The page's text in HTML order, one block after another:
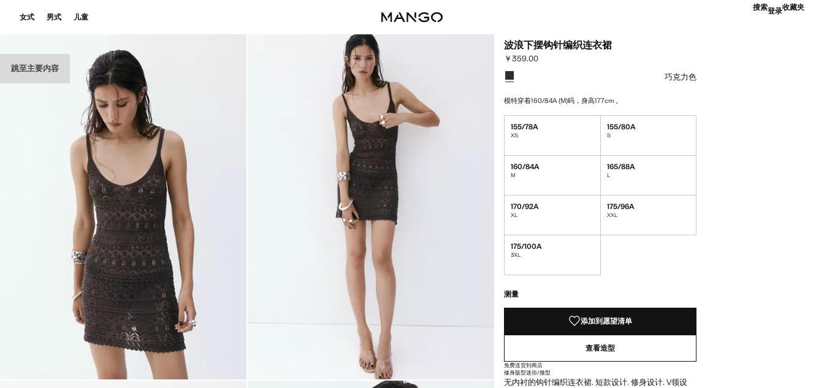
跳至主要内容
女式 男式 儿童
搜索登录收藏夹
波浪下摆钩针编织连衣裙
当前价格 [￥359.00 ]
￥359.00
选择颜色
巧克力色
模特穿着160/84A (M)码，身高177cm 。
155/78A
XS
155/80A
S
160/84A
M
165/88A
L
170/92A
XL
175/96A
XXL
175/100A
3XL
测量
添加到愿望清单
查看造型
免费送货到商店
修身版型迷你/微型
无内衬的钩针编织连衣裙. 短款设计. 修身设计. V领设